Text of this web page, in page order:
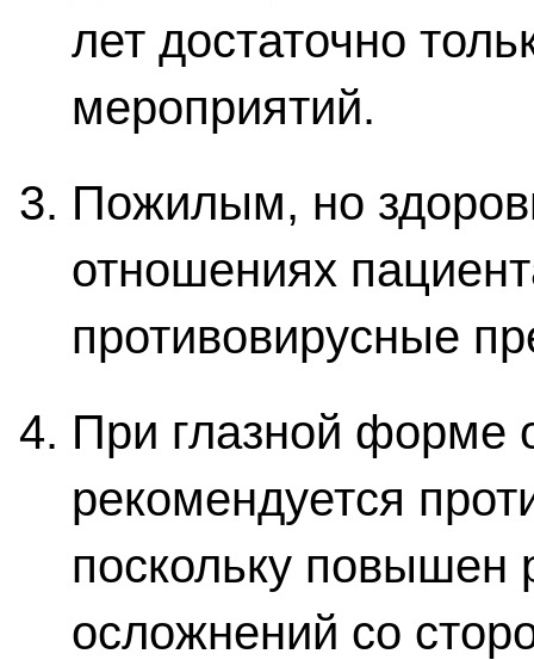
лет достаточно
мероприятий.
Пожилым, но
отношениях
противовирусные
При глазной
рекомендуется
поскольку повышен
осложнений со